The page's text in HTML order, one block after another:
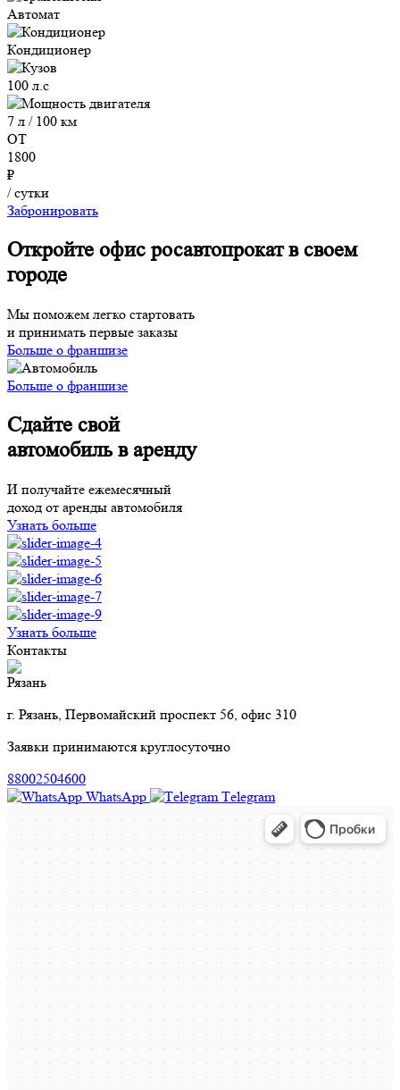
Автомат
Кондиционер
100 л.с
7 л / 100 км
ОТ
1800
₽
/ сутки
Забронировать
Откройте офис росавтопрокат в своем
городе
Мы поможем легко стартовать
и принимать первые заказы
Больше о франшизе
Больше о франшизе
Сдайте свой
автомобиль в аренду
И получайте ежемесячный
доход от аренды автомобиля
Узнать больше
Узнать больше
Контакты
Рязань
г. Рязань, Первомайский проспект 56, офис 310
Заявки принимаются круглосуточно
88002504600
WhatsApp
Тelegram